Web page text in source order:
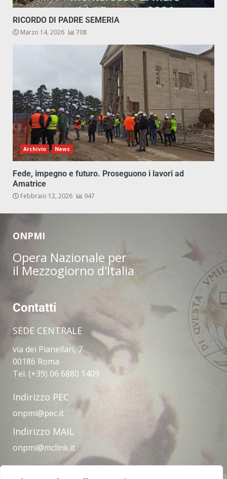
RICORDO DI PADRE SEMERIA
Marzo 14, 2026 708
Archivio News
Fede, impegno e futuro. Proseguono i lavori ad
Amatrice
Febbraio 12, 2026 947
ONPMI
Opera Nazionale per
il Mezzogiorno d'Italia
Contatti
SEDE CENTRALE
via dei Pianellari, 7
00186 Roma
Tel. (+39) 06 6880 1409
Indirizzo PEC
onpmi@pec.it
Indirizzo MAIL
onpmi@mclink.it